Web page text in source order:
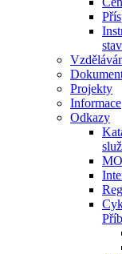
Projekty
Informace
Odkazy